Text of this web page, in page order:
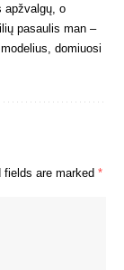
apžvalgų, o
pasaulis man –
domiuosi
fields are marked *